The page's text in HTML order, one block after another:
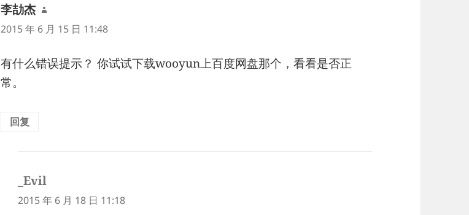
李劼杰
说
道：
2015 年 6 月 15 日 11:48
有什么错误提示？ 你试试下载wooyun上百度网盘那个，看看是否正
常。
回复
_Evil
道：
2015 年 6 月 18 日 11:18